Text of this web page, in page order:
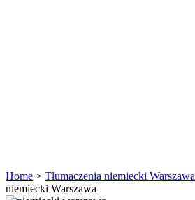
Home > Tłumaczenia niemiecki Warszawa
niemiecki Warszawa